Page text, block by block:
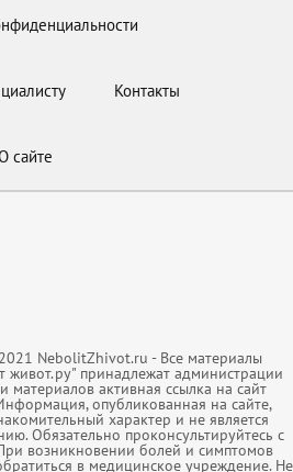
Контакты
сайте
NebolitZhivot.ru - Все материалы
живот.ру" принадлежат администрации
материалов активная ссылка на сайт
опубликованная на сайте,
характер и не является
Обязательно проконсультируйтесь с
возникновении болей и симптомов
в медицинское учреждение. Не